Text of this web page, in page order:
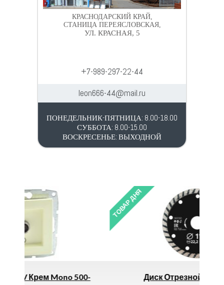
КРАСНОДАРСКИЙ КРАЙ,
СТАНИЦА ПЕРЕЯСЛОВСКАЯ,
УЛ. КРАСНАЯ, 5
+7-989-297-22-44
leon666-44@mail.ru
ПОНЕДЕЛЬНИК-ПЯТНИЦА: 8.00-18.00
СУББОТА: 8.00-15.00
ВОСКРЕСЕНЬЕ: ВЫХОДНОЙ
ТОВАР ДНЯ
Диск Отрезной По Металлу